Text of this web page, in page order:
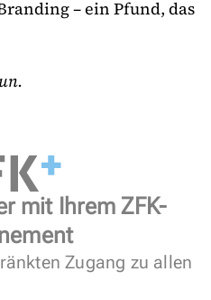
– ein Pfund, das
mit Ihrem ZFK-
Zugang zu allen